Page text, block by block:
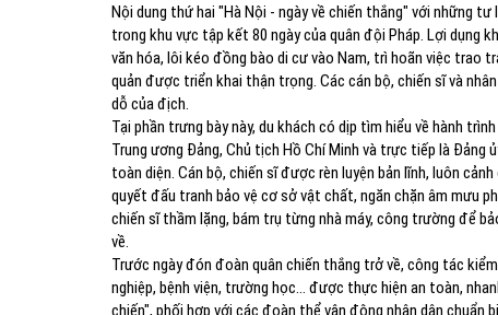
Nội dung thứ hai "Hà Nội - ngày về chiến thắng" với những
trong khu vực tập kết 80 ngày của quân đội Pháp. Lợi dụng
văn hóa, lôi kéo đồng bào di cư vào Nam, trì hoãn việc trao
quản được triển khai thận trọng. Các cán bộ, chiến sĩ và
dỗ của địch.
Tại phần trưng bày này, du khách có dịp tìm hiểu về hành
Trung ương Đảng, Chủ tịch Hồ Chí Minh và trực tiếp là
toàn diện. Cán bộ, chiến sĩ được rèn luyện bản lĩnh, luôn
quyết đấu tranh bảo vệ cơ sở vật chất, ngăn chặn âm mưu
chiến sĩ thầm lặng, bám trụ từng nhà máy, công trường để
về.
Trước ngày đón đoàn quân chiến thắng trở về, công tác
nghiệp, bệnh viện, trường học… được thực hiện an toàn,
chiến", phối hợp với các đoàn thể vận động nhân dân chuẩn